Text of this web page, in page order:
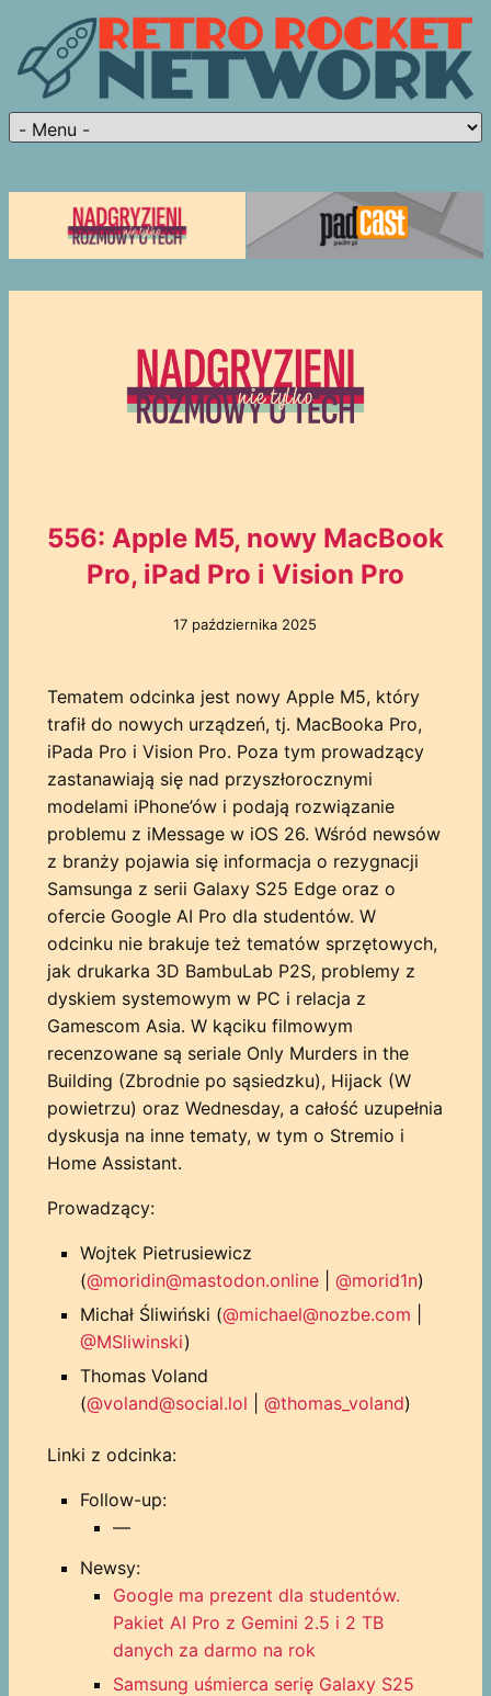
556: Apple M5, nowy MacBook
Pro, iPad Pro i Vision Pro
17 października 2025
Tematem odcinka jest nowy Apple M5, który
trafił do nowych urządzeń, tj. MacBooka Pro,
iPada Pro i Vision Pro. Poza tym prowadzący
zastanawiają się nad przyszłorocznymi
modelami iPhone’ów i podają rozwiązanie
problemu z iMessage w iOS 26. Wśród newsów
z branży pojawia się informacja o rezygnacji
Samsunga z serii Galaxy S25 Edge oraz o
ofercie Google AI Pro dla studentów. W
odcinku nie brakuje też tematów sprzętowych,
jak drukarka 3D BambuLab P2S, problemy z
dyskiem systemowym w PC i relacja z
Gamescom Asia. W kąciku filmowym
recenzowane są seriale Only Murders in the
Building (Zbrodnie po sąsiedzku), Hijack (W
powietrzu) oraz Wednesday, a całość uzupełnia
dyskusja na inne tematy, w tym o Stremio i
Home Assistant.
Prowadzący:
Wojtek Pietrusiewicz
(@moridin@mastodon.online| @morid1n)
Michał Śliwiński (@michael@nozbe.com
@MSliwinski)
Thomas Voland
(@voland@social.lol @thomas_voland)
Linki z odcinka:
Follow-up:
—
Newsy:
Google ma prezent dla studentów.
Pakiet AI Pro z Gemini 2.5 i 2 TB
danych za darmo na rok
Samsung uśmierca serię Galaxy S25